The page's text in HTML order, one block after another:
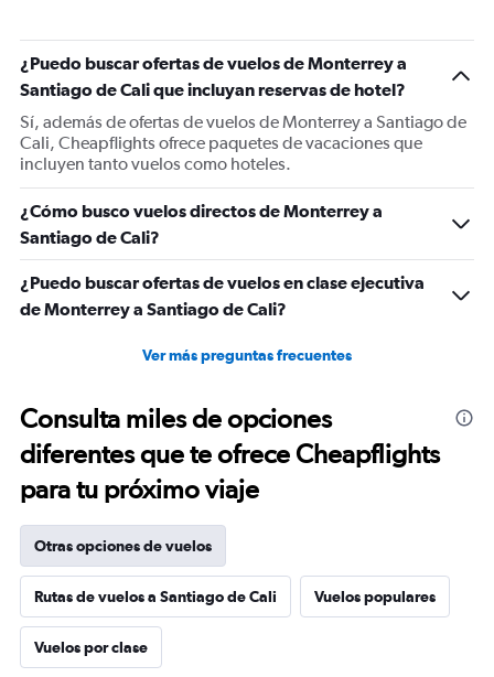
Y
axis
displaying
values.
Range:
0
750.
¿Puedo buscar ofertas de vuelos de Monterrey a
Santiago de Cali que incluyan reservas de hotel?
Sí, además de ofertas de vuelos de Monterrey a Santiago de
Cali, Cheapflights ofrece paquetes de vacaciones que
incluyen tanto vuelos como hoteles.
¿Cómo busco vuelos directos de Monterrey a
Santiago de Cali?
¿Puedo buscar ofertas de vuelos en clase ejecutiva
de Monterrey a Santiago de Cali?
Ver más preguntas frecuentes
Consulta miles de opciones
diferentes que te ofrece Cheapflights
para tu próximo viaje
Otras opciones de vuelos
Rutas de vuelos a Santiago de Cali Vuelos populares
Vuelos por clase